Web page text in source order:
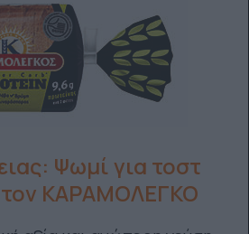
Ψωμί για τοστ
ΚΑΡΑΜΟΛΕΓΚΟ